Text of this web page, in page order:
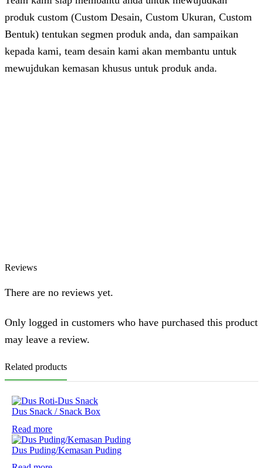
produk custom (Custom Desain, Custom Ukuran, Custom
Bentuk) tentukan segmen produk anda, dan sampaikan
kepada kami, team desain kami akan membantu untuk
mewujdukan kemasan khusus untuk produk anda.
Reviews
There are no reviews yet.
Only logged in customers who have purchased this product
may leave a review.
Related products
Dus Snack / Snack Box
Read more
Dus Puding/Kemasan Puding